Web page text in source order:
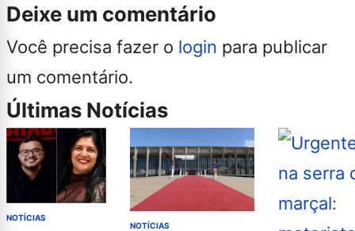
Deixe um comentário
Você precisa fazer o login para publicar
um comentário.
Últimas Notícias
NOTÍCIAS
NOTÍCIAS